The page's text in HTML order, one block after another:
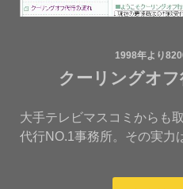
1998年より
クーリングオ
大手テレビマスコミからも
代行NO.1事務所。その実力